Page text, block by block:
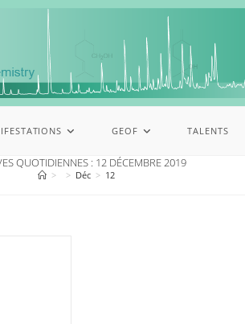
GEOF TALENTS
QUOTIDIENNES : 12 DÉCEMBRE 2019
> > Déc > 12